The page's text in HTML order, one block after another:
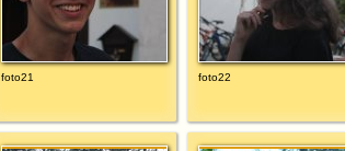
foto21 foto22